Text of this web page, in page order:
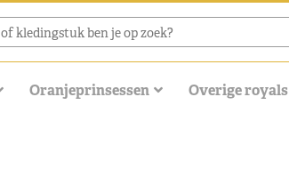
Oranjeprinsessen Overige royals